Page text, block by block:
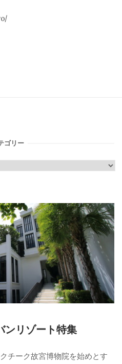
ゴリー
ンリゾート特集
チーク故宮博物院を始めとす